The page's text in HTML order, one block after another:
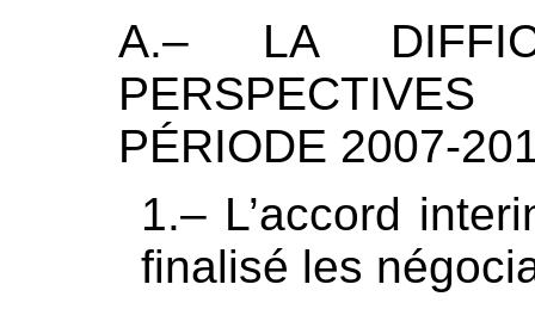
A.– LA
PÉRIODE 2007-
1.– L’accord
finalisé les